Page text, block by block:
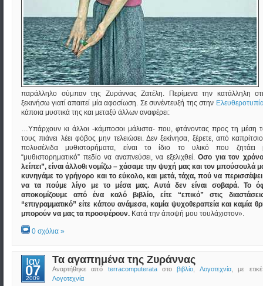
παράλληλο σύμπαν της Ζυράννας Ζατέλη. Περίμενα την κατάλληλη
ξεκινήσω γιατί απαιτεί μία αφοσίωση. Σε συνέντευξή της στην
κάποια μυστικά της και μεταξύ άλλων αναφέρει:
…Υπάρχουν κι άλλοι -κάμποσοι μάλιστα- που, φτάνοντας προς τη μέση
τους πιάνει λέει φόβος μην τελειώσει. Δεν ξεκίνησα, ξέρετε, από
πολυσέλιδα μυθιστορήματα, είναι το ίδιο το υλικό που ζητάει
“μυθιστορηματικό” πεδίο να αναπνεύσει, να εξελιχθεί.Οσο για τον
λείπει”, είναι άλλοθι νομίζω – χάσαμε την ψυχή μας και τον μπούσουλά
κυνηγάμε το γρήγορο και το εύκολο, και μετά, τάχα, πού να περισσέψει
να τα πούμε λίγο με το μέσα μας. Αυτά δεν είναι σοβαρά. Το
αποκομίζουμε από ένα καλό βιβλίο, είτε “επικό” στις
“επιγραμματικό” είτε κάπου ανάμεσα, καμία ψυχοθεραπεία και καμία
μπορούν να μας τα προσφέρουν. Κατά την άποψή μου τουλάχιστον».
0 σχόλια »
Ιαν
07
2009
Τα αγαπημένα της Ζυράννας
Αναρτήθηκε από terracomputerataστοβιβλίο Λογοτεχνία, με
Λογοτεχνία